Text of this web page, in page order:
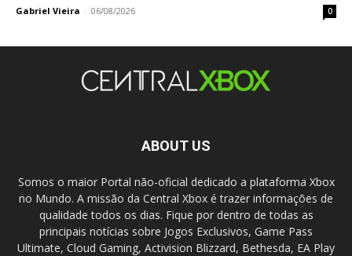
Gabriel Vieira - 06/08/2026 0
ABOUT US
Somos o maior Portal não-oficial dedicado a plataforma Xbox
no Mundo. A missão da Central Xbox é trazer informações de
qualidade todos os dias. Fique por dentro de todas as
principais notícias sobre Jogos Exclusivos, Game Pass
Ultimate, Cloud Gaming, Activision Blizzard, Bethesda, EA Play